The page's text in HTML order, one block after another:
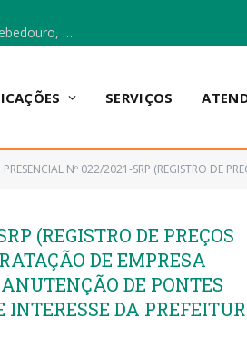
Escola Municipal Vicentina Vieira dos Santos, no Polo Bebedouro, recebeu materiais para a implantação do Cantinho da Leitura e da Sala Multidisciplinar.
SERVIÇOS
Nº 022/2021-SRP (REGISTRO DE PREÇOS PARA FUTURA E EVENTUAL CONTRATAÇÃO DE
(REGISTRO DE PREÇOS
DE EMPRESA
DE PONTES
DA